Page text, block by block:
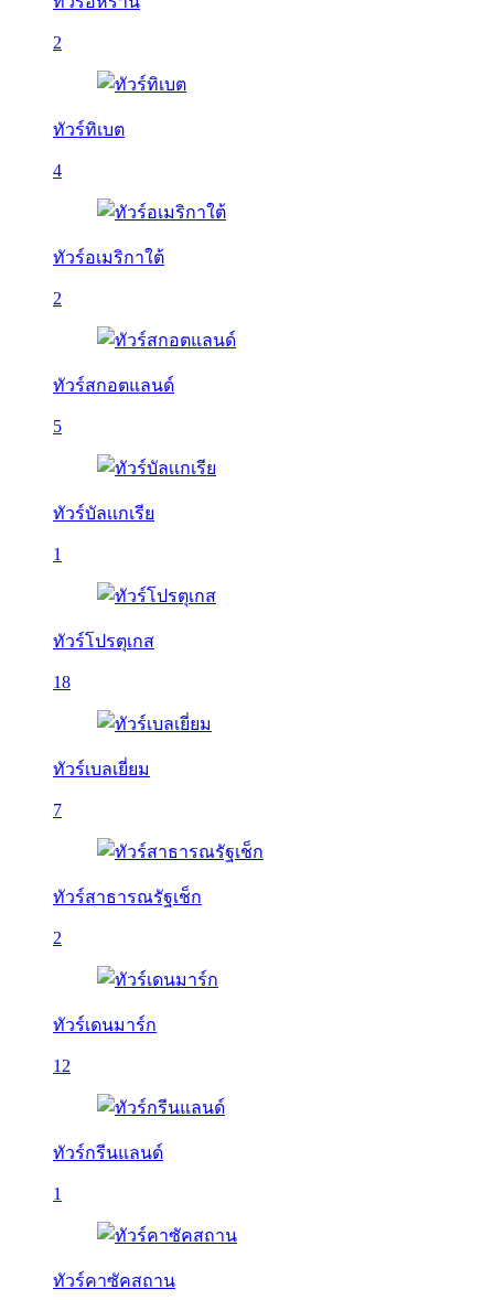
2
ทัวร์ทิเบต
4
ทัวร์อเมริกาใต้
2
ทัวร์สกอตแลนด์
5
ทัวร์บัลเเกเรีย
1
ทัวร์โปรตุเกส
18
ทัวร์เบลเยี่ยม
7
ทัวร์สาธารณรัฐเช็ก
2
ทัวร์เดนมาร์ก
12
ทัวร์กรีนแลนด์
1
ทัวร์คาซัคสถาน